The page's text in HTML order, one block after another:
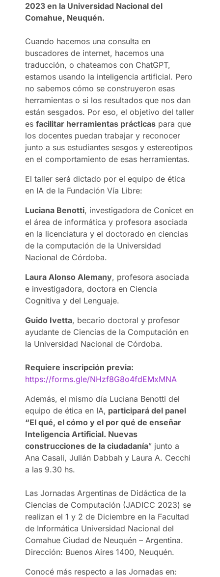
2023 en la Universidad Nacional del
Comahue, Neuquén.
Cuando hacemos una consulta en
buscadores de internet, hacemos una
traducción, o chateamos con ChatGPT,
estamos usando la inteligencia artificial. Pero
no sabemos cómo se construyeron esas
herramientas o si los resultados que nos dan
están sesgados. Por eso, el objetivo del taller
esfacilitar herramientas prácticas para que
los docentes puedan trabajar y reconocer
junto a sus estudiantes sesgos y estereotipos
en el comportamiento de esas herramientas.
El taller será dictado por el equipo de ética
en IA de la Fundación Vía Libre:
Luciana Benotti, investigadora de Conicet en
el área de informática y profesora asociada
en la licenciatura y el doctorado en ciencias
de la computación de la Universidad
Nacional de Córdoba.
Laura Alonso Alemany, profesora asociada
e investigadora, doctora en Ciencia
Cognitiva y del Lenguaje.
Guido Ivetta, becario doctoral y profesor
ayudante de Ciencias de la Computación en
la Universidad Nacional de Córdoba.
Requiere inscripción previa:
https://forms.gle/NHzf8G8o4fdEMxMNA
Además, el mismo día Luciana Benotti del
equipo de ética en IA, participará del panel
“El qué, el cómo y el por qué de enseñar
Inteligencia Artificial. Nuevas
construcciones de la ciudadanía” junto a
Ana Casali, Julián Dabbah y Laura A. Cecchi
a las 9.30 hs.
Las Jornadas Argentinas de Didáctica de la
Ciencias de Computación (JADICC 2023) se
realizan el 1 y 2 de Diciembre en la Facultad
de Informática Universidad Nacional del
Comahue Ciudad de Neuquén – Argentina.
Dirección: Buenos Aires 1400, Neuquén.
Conocé más respecto a las Jornadas en: